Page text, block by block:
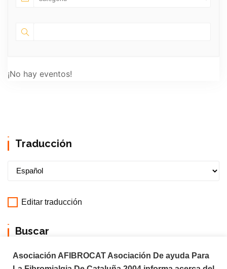
¡No hay eventos!
Traducción
Editar traducción
Buscar
Asociación AFIBROCAT Asociación De ayuda Para